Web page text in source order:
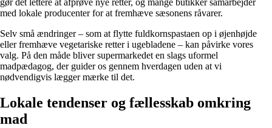
gør det lettere at afprøve nye retter, og mange butikker samarbejder
med lokale producenter for at fremhæve sæsonens råvarer.
Selv små ændringer – som at flytte fuldkornspastaen op i øjenhøjde
eller fremhæve vegetariske retter i ugebladene – kan påvirke vores
valg. På den måde bliver supermarkedet en slags uformel
madpædagog, der guider os gennem hverdagen uden at vi
nødvendigvis lægger mærke til det.
Lokale tendenser og fællesskab omkring
mad